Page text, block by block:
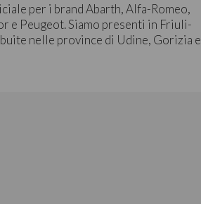
per i brand Abarth, Alfa-Romeo,
e Peugeot. Siamo presenti in Friuli-
nelle province di Udine, Gorizia e